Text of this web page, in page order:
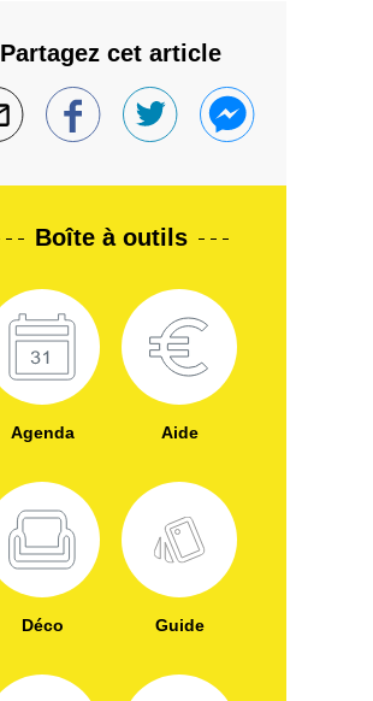
Partagez cet article
Boîte à outils
Agenda Aide
Déco Guide